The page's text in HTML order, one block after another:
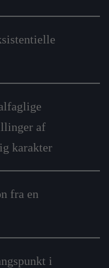
af
karakter
fra en
i